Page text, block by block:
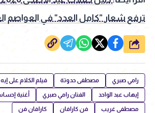
ترفع شعار "كامل العدد" في العواصم
شارك
رامي صبري مصطفى حدوتة فيلم الكلام على إيه
إيهاب عبد الواحد الفنان رامي صبري أغنية
مصطفى غريب فن كارافان كارافان فن